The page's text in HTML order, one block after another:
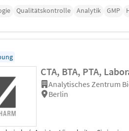
Qualitätskontrolle Analytik GMP
CTA, BTA, PTA,
Analytisches Zentrum
Berlin